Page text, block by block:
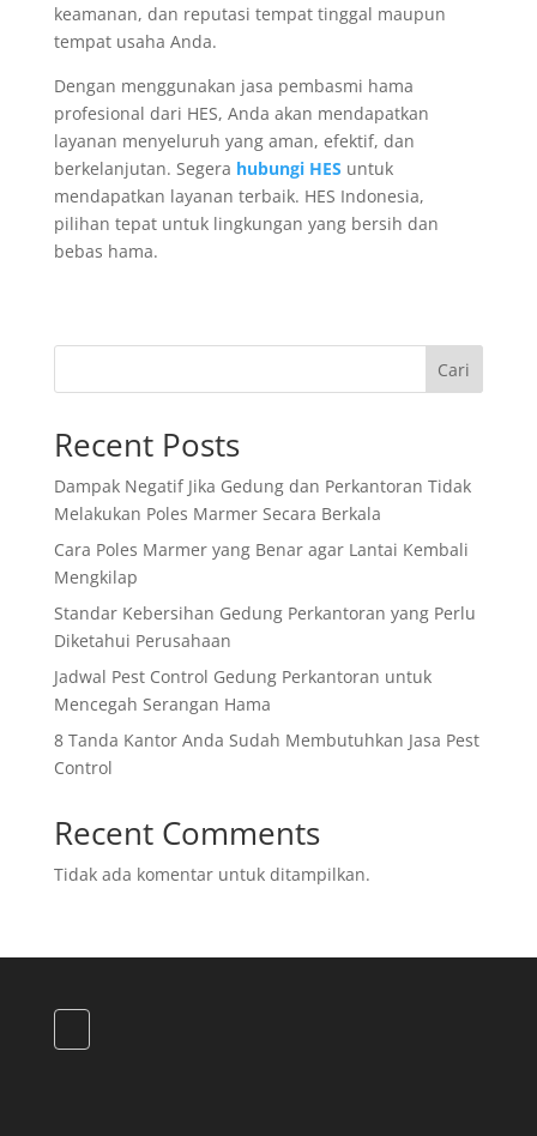
keamanan, dan reputasi tempat tinggal maupun
tempat usaha Anda.
Dengan menggunakan jasa pembasmi hama
profesional dari HES, Anda akan mendapatkan
layanan menyeluruh yang aman, efektif, dan
berkelanjutan. Segera hubungi HES untuk
mendapatkan layanan terbaik. HES Indonesia,
pilihan tepat untuk lingkungan yang bersih dan
bebas hama.
Cari
Recent Posts
Dampak Negatif Jika Gedung dan Perkantoran Tidak
Melakukan Poles Marmer Secara Berkala
Cara Poles Marmer yang Benar agar Lantai Kembali
Mengkilap
Standar Kebersihan Gedung Perkantoran yang Perlu
Diketahui Perusahaan
Jadwal Pest Control Gedung Perkantoran untuk
Mencegah Serangan Hama
8 Tanda Kantor Anda Sudah Membutuhkan Jasa Pest
Control
Recent Comments
Tidak ada komentar untuk ditampilkan.